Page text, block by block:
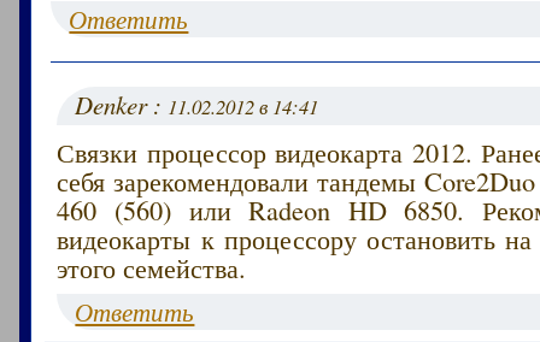
Ответить
Denker : 11.02.2012 в 14:41
Связки процессор видеокарта 2012.
себя зарекомендовали тандемы
460 (560) или Radeon HD 6850.
видеокарты к процессору остановить на
этого семейства.
Ответить